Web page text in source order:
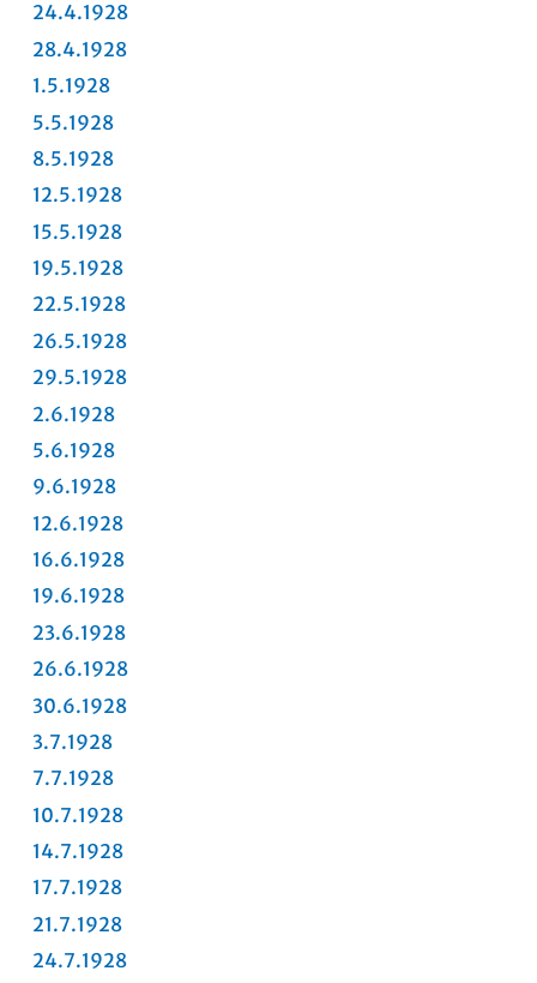
24.4.1928
28.4.1928
1.5.1928
5.5.1928
8.5.1928
12.5.1928
15.5.1928
19.5.1928
22.5.1928
26.5.1928
29.5.1928
2.6.1928
5.6.1928
9.6.1928
12.6.1928
16.6.1928
19.6.1928
23.6.1928
26.6.1928
30.6.1928
3.7.1928
7.7.1928
10.7.1928
14.7.1928
17.7.1928
21.7.1928
24.7.1928